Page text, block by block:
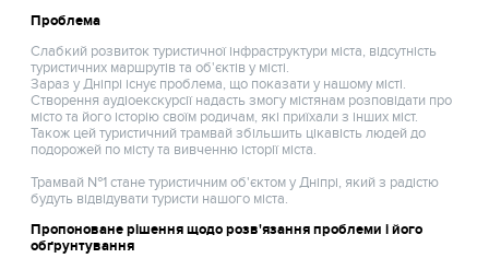
Проблема
Слабкий розвиток туристичної інфраструктури міста, відсутність
туристичних маршрутів та об'єктів у місті.
Зараз у Дніпрі існує проблема, що показати у нашому місті.
Створення аудіоекскурсії надасть змогу містянам розповідати про
місто та його історію своїм родичам, які приїхали з інших міст.
Також цей туристичний трамвай збільшить цікавість людей до
подорожей по місту та вивченню історії міста.
Трамвай №1 стане туристичним об'єктом у Дніпрі, який з радістю
будуть відвідувати туристи нашого міста.
Пропоноване рішення щодо розв'язання проблеми і його
обґрунтування